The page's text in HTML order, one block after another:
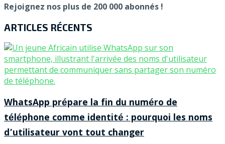
Rejoignez nos plus de 200 000 abonnés !
ARTICLES RÉCENTS
WhatsApp prépare la fin du numéro de
téléphone comme identité : pourquoi les noms
d’utilisateur vont tout changer